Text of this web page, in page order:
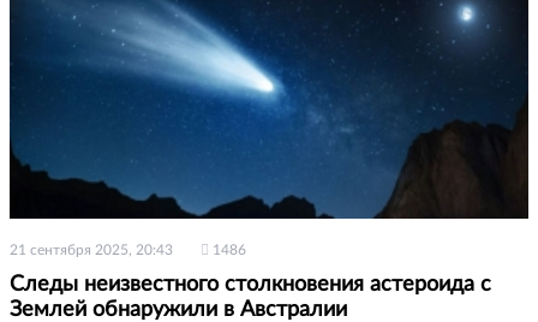
21 сентября 2025, 20:43 1486
Следы неизвестного столкновения астероида с
Землей обнаружили в Австралии